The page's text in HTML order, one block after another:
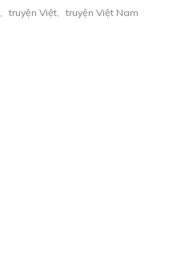
truyện Việt truyện Việt Nam